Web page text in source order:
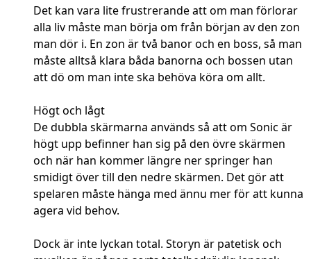
Det kan vara lite frustrerande att om man förlorar
alla liv måste man börja om från början av den zon
man dör i. En zon är två banor och en boss, så man
måste alltså klara båda banorna och bossen utan
att dö om man inte ska behöva köra om allt.
Högt och lågt
De dubbla skärmarna används så att om Sonic är
högt upp befinner han sig på den övre skärmen
och när han kommer längre ner springer han
smidigt över till den nedre skärmen. Det gör att
spelaren måste hänga med ännu mer för att kunna
agera vid behov.
Dock är inte lyckan total. Storyn är patetisk och